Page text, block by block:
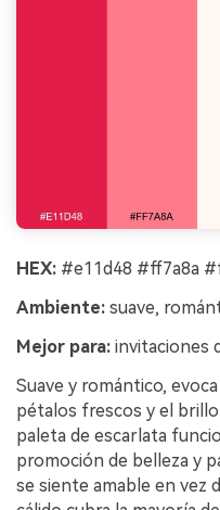
HEX: #e11d48 #ff7a8a
Ambiente: suave,
Mejor para: invitaciones
Suave y romántico,
pétalos frescos y el brillo
paleta de escarlata
promoción de belleza y
se siente amable en vez